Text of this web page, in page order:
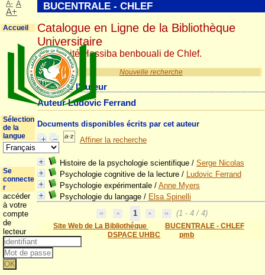
Nouvelle recherche
Détail de l'auteur
Auteur Ludovic Ferrand
Documents disponibles écrits par cet auteur
Affiner la recherche
Histoire de la psychologie scientifique/ Serge Nicolas
Psychologie cognitive de la lecture/ Ludovic Ferrand
Psychologie expérimentale/ Anne Myers
Psychologie du langage/ Elsa Spinelli
1
(1 - 4 / 4)
Site Web de La Bibliothéque
BUCENTRALE - CHLEF
DSPACE UHBC
pmb
BUCENTRALE - CHLEF
Catalogue en Ligne de la Bibliothèque
Universitaire
Université Hassiba benbouali de Chlef.
A- A
A+
Accueil
Sélection
de la
langue
Se
connecte
r
accéder
à votre
compte
de
lecteur